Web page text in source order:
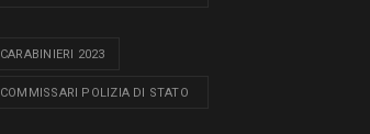
2023
POLIZIA DI STATO